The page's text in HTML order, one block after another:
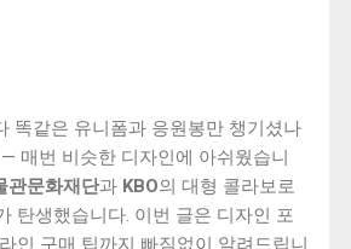
똑같은 유니폼과 응원봉만 챙기셨나
매번 비슷한 디자인에 아쉬웠습니
관문화재단과 KBO의 대형 콜라보로
탄생했습니다. 이번 글은 디자인 포
인 구매 팁까지 빠짐없이 알려드립니